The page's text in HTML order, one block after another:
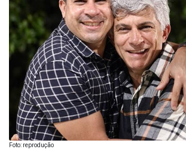
Foto: reprodução